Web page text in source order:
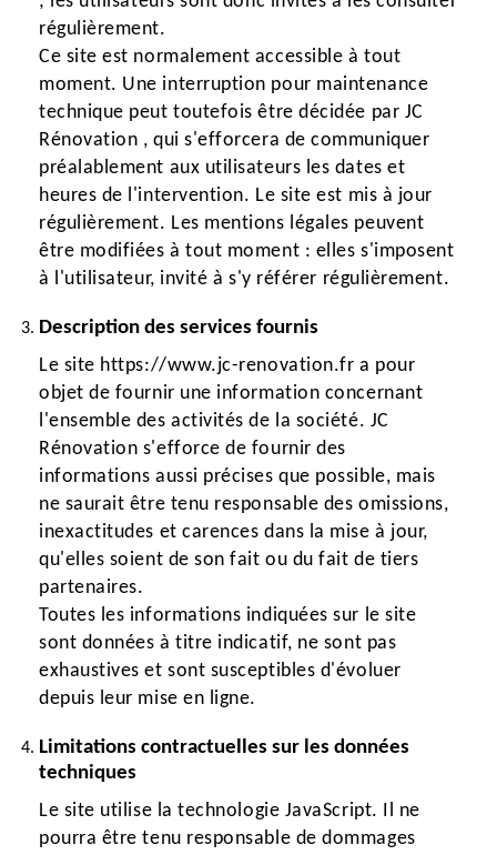
régulièrement.
Ce site est normalement accessible à tout
moment. Une interruption pour maintenance
technique peut toutefois être décidée par JC
Rénovation , qui s'efforcera de communiquer
préalablement aux utilisateurs les dates et
heures de l'intervention. Le site est mis à jour
régulièrement. Les mentions légales peuvent
être modifiées à tout moment : elles s'imposent
à l'utilisateur, invité à s'y référer régulièrement.
Description des services fournis
Le site https://www.jc-renovation.fr a pour
objet de fournir une information concernant
l'ensemble des activités de la société. JC
Rénovation s'efforce de fournir des
informations aussi précises que possible, mais
ne saurait être tenu responsable des omissions,
inexactitudes et carences dans la mise à jour,
qu'elles soient de son fait ou du fait de tiers
partenaires.
Toutes les informations indiquées sur le site
sont données à titre indicatif, ne sont pas
exhaustives et sont susceptibles d'évoluer
depuis leur mise en ligne.
Limitations contractuelles sur les données
techniques
Le site utilise la technologie JavaScript. Il ne
pourra être tenu responsable de dommages